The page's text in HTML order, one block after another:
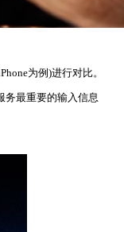
为例)进行对比。
务最重要的输入信息